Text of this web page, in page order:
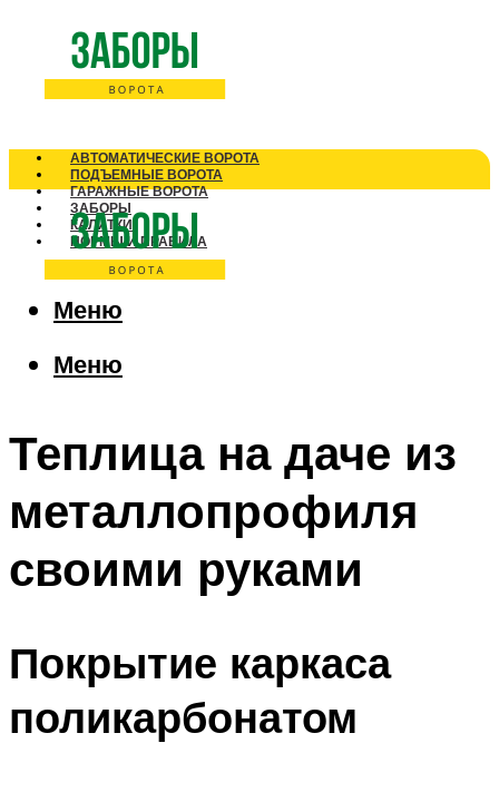
АВТОМАТИЧЕСКИЕ ВОРОТА
ПОДЪЕМНЫЕ ВОРОТА
ГАРАЖНЫЕ ВОРОТА
ЗАБОРЫ
КАЛИТКИ
НОРМЫ И ПРАВИЛА
Меню
Меню
Теплица на даче из
металлопрофиля
своими руками
Покрытие каркаса
поликарбонатом